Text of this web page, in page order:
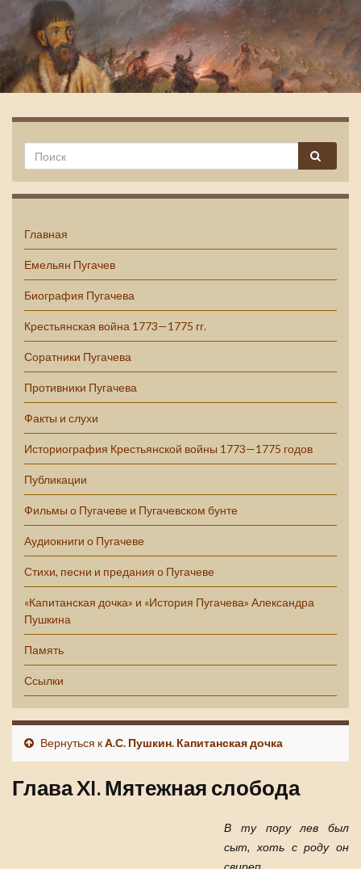
Емельян Пугачев
Главная
Емельян Пугачев
Биография Пугачева
Крестьянская война 1773—1775 гг.
Соратники Пугачева
Противники Пугачева
Факты и слухи
Историография Крестьянской войны 1773—1775 годов
Публикации
Фильмы о Пугачеве и Пугачевском бунте
Аудиокниги о Пугачеве
Стихи, песни и предания о Пугачеве
«Капитанская дочка» и «История Пугачева» Александра
Пушкина
Память
Ссылки
Вернуться кА.С. Пушкин. Капитанская дочка
Глава XI. Мятежная слобода
В ту пору лев был
сыт, хоть с роду он